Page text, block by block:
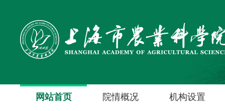
网站首页 院情概况 机构设置